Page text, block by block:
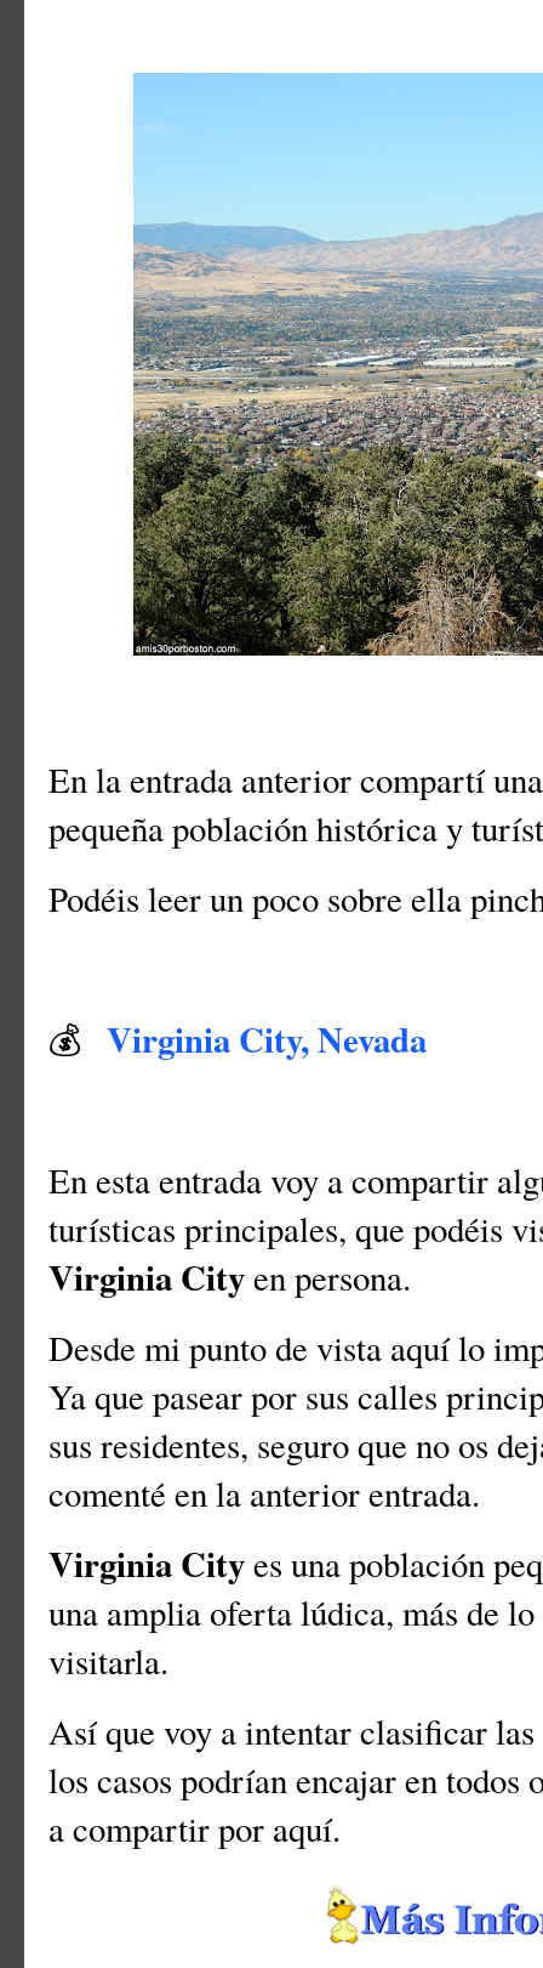
En la entrada anterior compartí
pequeña población histórica y
Podéis leer un poco sobre ella
💰 Virginia City, Nevada
En esta entrada voy a compartir
turísticas principales, que podéis
Virginia Cityen persona.
Desde mi punto de vista aquí lo
Ya que pasear por sus calles
sus residentes, seguro que no os
comenté en la anterior entrada.
Virginia Cityes una población
una amplia oferta lúdica, más de
visitarla.
Así que voy a intentar clasificar
los casos podrían encajar en todos
a compartir por aquí.